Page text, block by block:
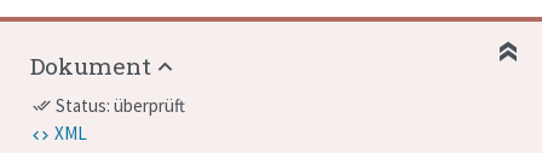
Dokument
done_all Status: überprüft
XML